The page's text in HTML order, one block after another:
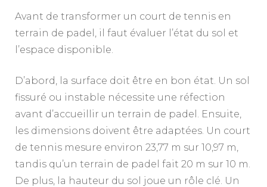
Avant de transformer un court de tennis en
terrain de padel, il faut évaluer l’état du sol et
l’espace disponible.
D’abord, la surface doit être en bon état. Un sol
fissuré ou instable nécessite une réfection
avant d’accueillir un terrain de padel. Ensuite,
les dimensions doivent être adaptées. Un court
de tennis mesure environ 23,77 m sur 10,97 m,
tandis qu’un terrain de padel fait 20 m sur 10 m.
De plus, la hauteur du sol joue un rôle clé. Un